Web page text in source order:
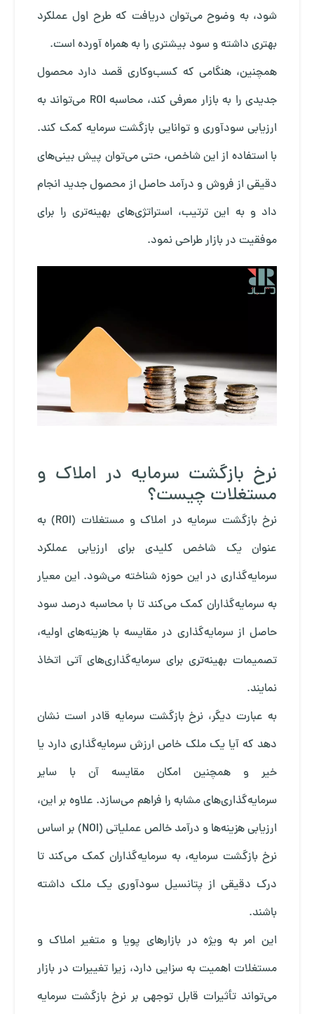
شود، به وضوح می‌توان دریافت که طرح اول عملکرد
بهتری داشته و سود بیشتری را به همراه آورده است.
همچنین، هنگامی که کسب‌وکاری قصد دارد محصول
جدیدی را به بازار معرفی کند، محاسبه ROI می‌تواند به
ارزیابی سودآوری و توانایی بازگشت سرمایه کمک کند.
با استفاده از این شاخص، حتی می‌توان پیش بینی‌های
دقیقی از فروش و درآمد حاصل از محصول جدید انجام
داد و به این ترتیب، استراتژی‌های بهینه‌تری را برای
موفقیت در بازار طراحی نمود.
نرخ بازگشت سرمایه در املاک و
مستغلات چیست؟
نرخ بازگشت سرمایه در املاک و مستغلات (ROI) به
عنوان یک شاخص کلیدی برای ارزیابی عملکرد
سرمایه‌گذاری در این حوزه شناخته می‌شود. این معیار
به سرمایه‌گذاران کمک می‌کند تا با محاسبه درصد سود
حاصل از سرمایه‌گذاری در مقایسه با هزینه‌های اولیه،
تصمیمات بهینه‌تری برای سرمایه‌گذاری‌های آتی اتخاذ
نمایند.
به عبارت دیگر، نرخ بازگشت سرمایه قادر است نشان
دهد که آیا یک ملک خاص ارزش سرمایه‌گذاری دارد یا
خیر و همچنین امکان مقایسه آن با سایر
سرمایه‌گذاری‌های مشابه را فراهم می‌سازد. علاوه بر این،
ارزیابی هزینه‌ها و درآمد خالص عملیاتی (NOI) بر اساس
نرخ بازگشت سرمایه، به سرمایه‌گذاران کمک می‌کند تا
درک دقیقی از پتانسیل سودآوری یک ملک داشته
باشند.
این امر به ویژه در بازارهای پویا و متغیر املاک و
مستغلات اهمیت به سزایی دارد، زیرا تغییرات در بازار
می‌تواند تأثیرات قابل توجهی بر نرخ بازگشت سرمایه